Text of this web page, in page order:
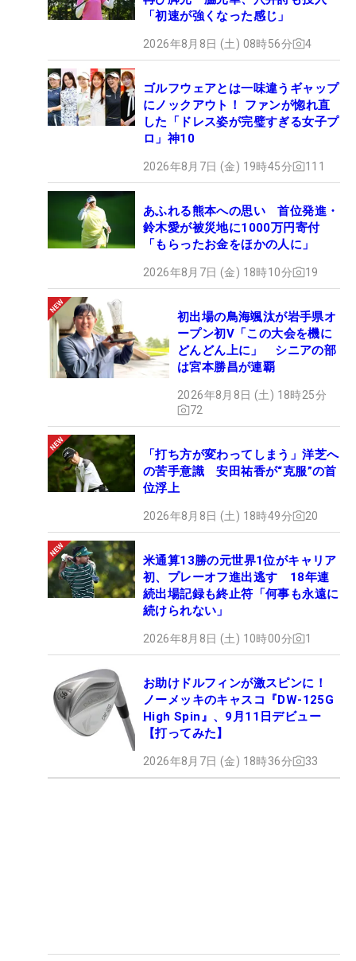
「初速が強くなった感じ」
2026年8月8日 (土) 08時56分 4
ゴルフウェアとは一味違うギャップ
にノックアウト！ ファンが惚れ直
した「ドレス姿が完璧すぎる女子プ
ロ」神10
2026年8月7日 (金) 19時45分 111
あふれる熊本への思い 首位発進・
鈴木愛が被災地に1000万円寄付
「もらったお金をほかの人に」
2026年8月7日 (金) 18時10分 19
初出場の鳥海颯汰が岩手県オ
ープン初V「この大会を機に
どんどん上に」 シニアの部
は宮本勝昌が連覇
2026年8月8日 (土) 18時25分
72
「打ち方が変わってしまう」洋芝へ
の苦手意識 安田祐香が“克服”の首
位浮上
2026年8月8日 (土) 18時49分 20
米通算13勝の元世界1位がキャリア
初、プレーオフ進出逃す 18年連
続出場記録も終止符「何事も永遠に
続けられない」
2026年8月8日 (土) 10時00分 1
お助けドルフィンが激スピンに！
ノーメッキのキャスコ『DW-125G
High Spin』、9月11日デビュー
【打ってみた】
2026年8月7日 (金) 18時36分 33